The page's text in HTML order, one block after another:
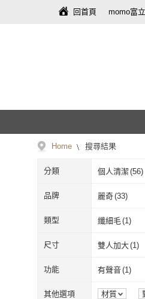
回首頁 momo富
Home 搜尋結果
分類 個人清潔 (56)
飾品配件
品牌 麗奇(33)
大東山珠寶
Emi 艾迷 (1)
麗奇(33
大東山珠寶
Emi 艾迷
類型 纖細毛 (1)
膏狀 (2)
纖細毛(1
膏狀(2
尺寸 雙人加大(1)
雙人加大
功能 有聲音(1)
有聲音
其他選項 材質